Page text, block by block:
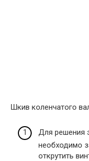
Шкив коленчатого
Для решения
необходимо
открутить